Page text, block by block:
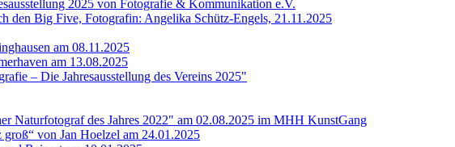
2025 von Fotografie & Kommunikation e.V.
den Big Five, Fotografin: Angelika Schütz-Engels, 21.11.2025
am 08.11.2025
am 13.08.2025
– Die Jahresausstellung des Vereins 2025"
Naturfotograf des Jahres 2022" am 02.08.2025 im MHH KunstGang
von Jan Hoelzel am 24.01.2025